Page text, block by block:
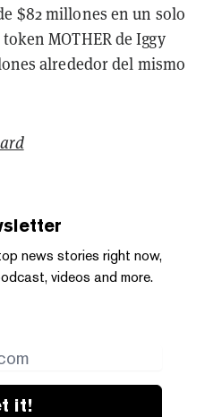
$82 millones en un solo
MOTHER de Iggy
alrededor del mismo
news stories right now,
videos and more.
it!